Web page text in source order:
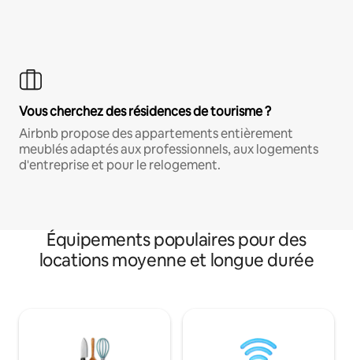
Vous cherchez des résidences de tourisme ?
Airbnb propose des appartements entièrement
meublés adaptés aux professionnels, aux logements
d'entreprise et pour le relogement.
Équipements populaires pour des
locations moyenne et longue durée